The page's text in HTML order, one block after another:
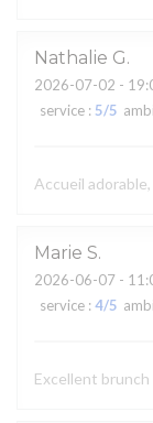
Nathalie G
2026-07-02 -
service : 5/5
Accueil
Marie S
2026-06-07 -
service : 4/5
Excellent